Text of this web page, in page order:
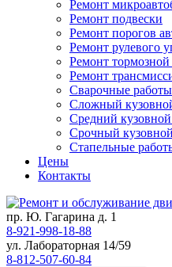
Ремонт
Ремонт подвески
Ремонт порогов
Ремонт рулевого
Ремонт
Ремонт
Сварочные работы
Сложный
Средний
Срочный
Стапельные
Цены
Контакты
пр. Ю. Гагарина д. 1
8-921-998-18-88
ул. Лабораторная 14/59
8-812-507-60-84